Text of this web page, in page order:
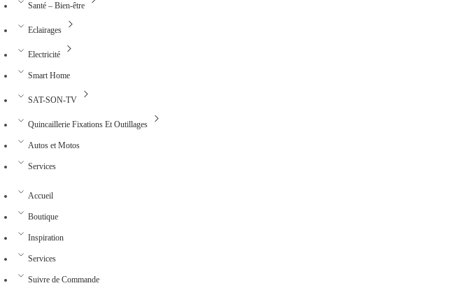
Santé – Bien-être
Eclairages
Electricité
Smart Home
SAT-SON-TV
Quincaillerie Fixations Et Outillages
Autos et Motos
Services
Accueil
Boutique
Inspiration
Services
Suivre de Commande